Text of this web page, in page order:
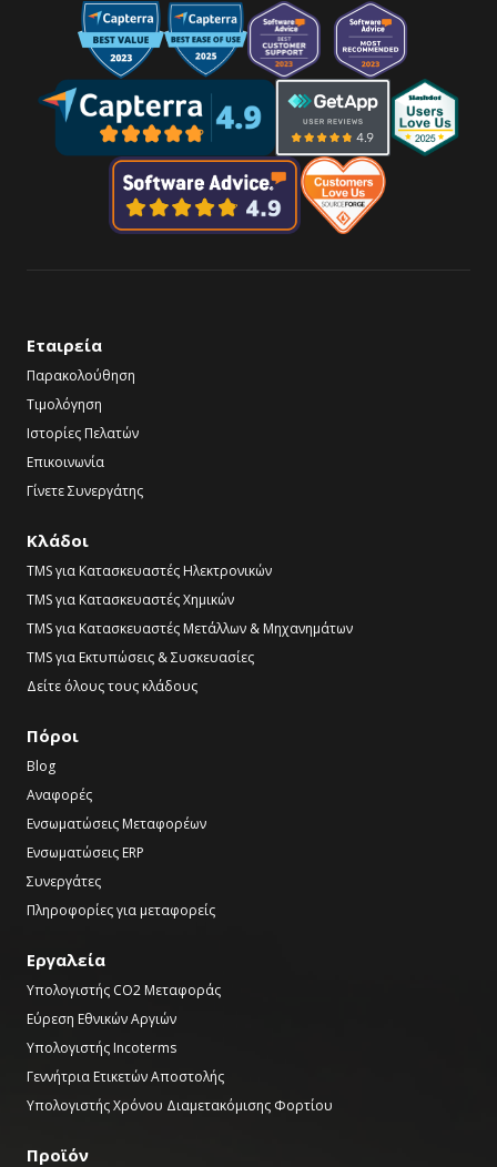
Εταιρεία
Παρακολούθηση
Τιμολόγηση
Ιστορίες Πελατών
Επικοινωνία
Γίνετε Συνεργάτης
Κλάδοι
TMS για Κατασκευαστές Ηλεκτρονικών
TMS για Κατασκευαστές Χημικών
TMS για Κατασκευαστές Μετάλλων & Μηχανημάτων
TMS για Εκτυπώσεις & Συσκευασίες
Δείτε όλους τους κλάδους
Πόροι
Blog
Αναφορές
Ενσωματώσεις Μεταφορέων
Ενσωματώσεις ERP
Συνεργάτες
Πληροφορίες για μεταφορείς
Εργαλεία
Υπολογιστής CO2 Μεταφοράς
Εύρεση Εθνικών Αργιών
Υπολογιστής Incoterms
Γεννήτρια Ετικετών Αποστολής
Υπολογιστής Χρόνου Διαμετακόμισης Φορτίου
Προϊόν